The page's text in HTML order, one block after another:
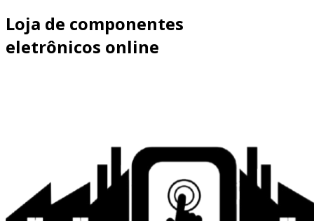
Loja de componentes
eletrônicos online